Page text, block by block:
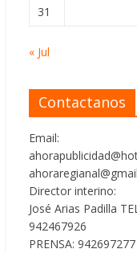
31
« Jul
Contactanos
Email:
Director interino:
José Arias Padilla
942467926
PRENSA: